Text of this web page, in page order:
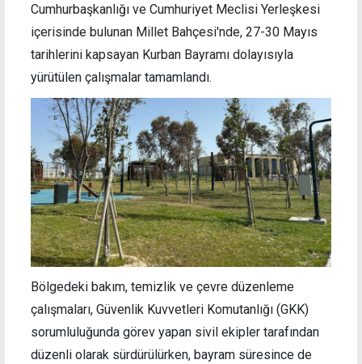
Cumhurbaşkanlığı ve Cumhuriyet Meclisi Yerleşkesi
içerisinde bulunan Millet Bahçesi'nde, 27-30 Mayıs
tarihlerini kapsayan Kurban Bayramı dolayısıyla
yürütülen çalışmalar tamamlandı.
Bölgedeki bakım, temizlik ve çevre düzenleme
çalışmaları, Güvenlik Kuvvetleri Komutanlığı (GKK)
sorumluluğunda görev yapan sivil ekipler tarafından
düzenli olarak sürdürülürken, bayram süresince de